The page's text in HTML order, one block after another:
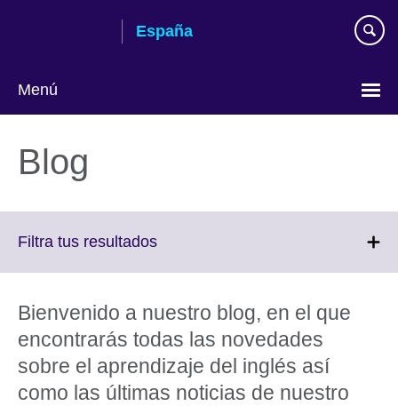
España
Menú
idioma
Blog
Filtra tus resultadosClick
More
information
available.
Bienvenido a nuestro blog, en el que
encontrarás todas las novedades
sobre el aprendizaje del inglés así
como las últimas noticias de nuestro